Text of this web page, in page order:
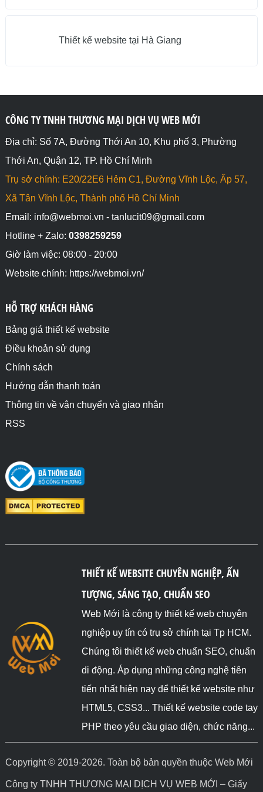
Thiết kế website tại Hà Giang
CÔNG TY TNHH THƯƠNG MẠI DỊCH VỤ WEB MỚI
Địa chỉ: Số 7A, Đường Thới An 10, Khu phố 3, Phường
Thới An, Quận 12, TP. Hồ Chí Minh
Trụ sở chính: E20/22E6 Hẻm C1, Đường Vĩnh Lộc, Ấp 57,
Xã Tân Vĩnh Lộc, Thành phố Hồ Chí Minh
Email: info@webmoi.vn - tanlucit09@gmail.com
Hotline + Zalo: 0398259259
Giờ làm việc: 08:00 - 20:00
Website chính: https://webmoi.vn/
HỖ TRỢ KHÁCH HÀNG
Bảng giá thiết kế website
Điều khoản sử dụng
Chính sách
Hướng dẫn thanh toán
Thông tin về vận chuyển và giao nhận
RSS
THIẾT KẾ WEBSITE CHUYÊN NGHIỆP, ẤN
TƯỢNG, SÁNG TẠO, CHUẨN SEO
Web Mới là công ty thiết kế web chuyên
nghiệp uy tín có trụ sở chính tại Tp HCM.
Chúng tôi thiết kế web chuẩn SEO, chuẩn
di động. Áp dụng những công nghệ tiên
tiến nhất hiện nay để thiết kế website như
HTML5, CSS3... Thiết kế website code tay
PHP theo yêu cầu giao diện, chức năng...
Copyright © 2019-2026. Toàn bộ bản quyền thuộc Web Mới
Công ty TNHH THƯƠNG MẠI DỊCH VỤ WEB MỚI – Giấy